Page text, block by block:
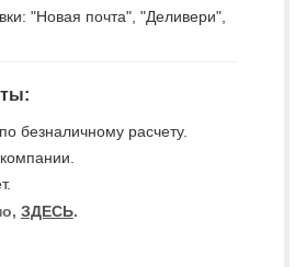
"Новая почта", "Деливери",
безналичному расчету.
ЗДЕСЬ.